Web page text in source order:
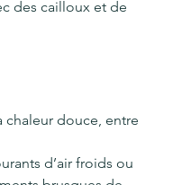
des cailloux et de
chaleur douce, entre
d’air froids ou